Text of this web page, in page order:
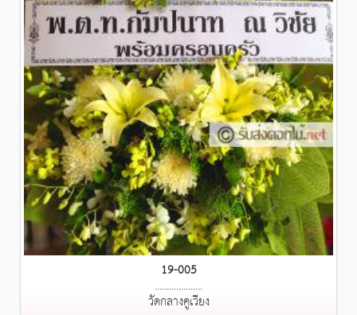
19-005
....................
วัดกลางคูเวียง